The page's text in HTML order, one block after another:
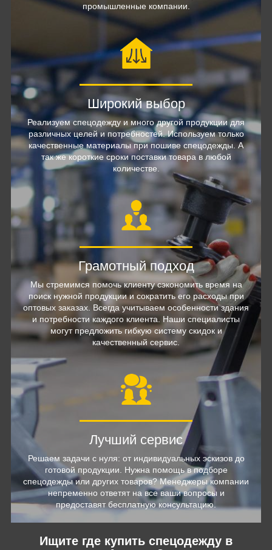
промышленные компании.
Широкий выбор
Реализуем спецодежду и много другой продукции для
различных целей и потребностей. Используем только
качественные материалы при пошиве спецодежды. А
так же короткие сроки поставки товара в любой
количестве.
Грамотный подход
Мы стремимся помочь клиенту сэкономить время на
поиск нужной продукции и сократить его расходы при
оптовых заказах. Всегда учитываем особенности здания
и потребности каждого клиента. Наши специалисты
могут предложить гибкую систему скидок и
качественный сервис.
Лучший сервис
Решаем задачи с нуля: от индивидуальных эскизов до
готовой продукции. Нужна помощь в подборе
спецодежды или других товаров? Менеджеры компании
непременно ответят на все ваши вопросы и
предоставят бесплатную консультацию.
Ищите где купить спецодежду в